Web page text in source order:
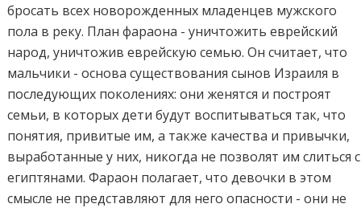
бросать всех новорожденных младенцев мужского
пола в реку. План фараона - уничтожить еврейский
народ, уничтожив еврейскую семью. Он считает, что
мальчики - основа существования сынов Израиля в
последующих поколениях: они женятся и построят
семьи, в которых дети будут воспитываться так, что
понятия, привитые им, а также качества и привычки,
выработанные у них, никогда не позволят им слиться с
египтянами. Фараон полагает, что девочки в этом
смысле не представляют для него опасности - они не